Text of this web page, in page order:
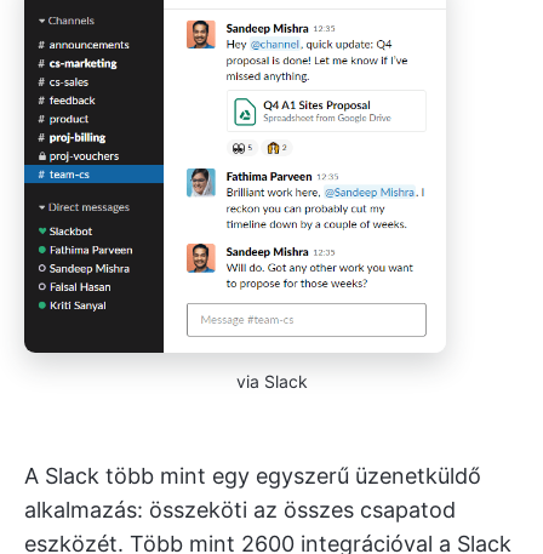
via Slack
A Slack több mint egy egyszerű üzenetküldő
alkalmazás: összeköti az összes csapatod
eszközét. Több mint 2600 integrációval a Slack